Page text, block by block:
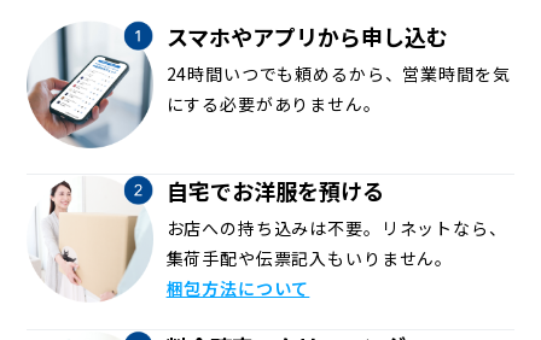
スマホやアプリから申し込む
24時間いつでも頼めるから、営業時間を気
にする必要がありません。
自宅でお洋服を預ける
お店への持ち込みは不要。リネットなら、
集荷手配や伝票記入もいりません。
梱包方法について